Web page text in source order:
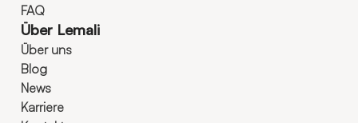
FAQ
Über Lemali
Über uns
Blog
News
Karriere